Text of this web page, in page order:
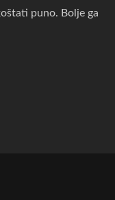
puno. Bolje ga